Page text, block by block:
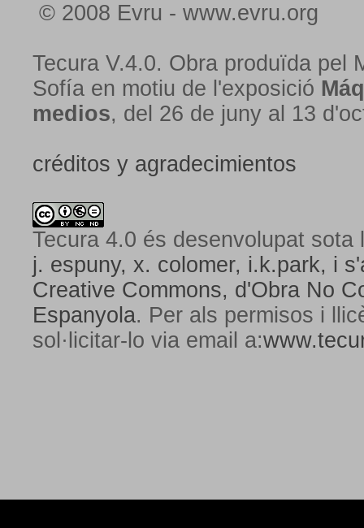
© 2008 Evru - www.evru.org
Tecura V.4.0. Obra produïda pel
Sofía en motiu de l'exposició
medios, del 26 de juny al 13
créditos y agradecimientos
Tecura 4.0 és desenvolupat
j. espuny, x. colomer, i.k.park, i
Creative Commons, d'Obra No
Espanyola. Per als permisos i
sol·licitar-lo via email a: